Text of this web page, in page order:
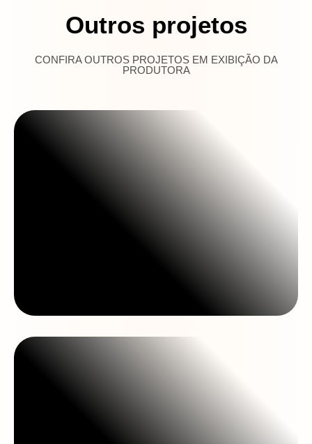
Outros projetos
CONFIRA OUTROS PROJETOS EM EXIBIÇÃO DA
PRODUTORA